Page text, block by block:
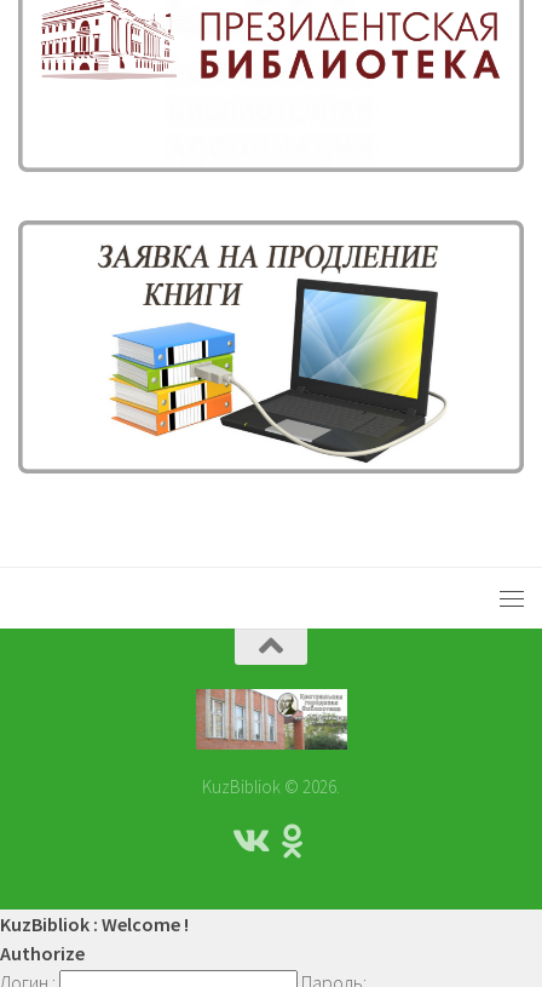
KuzBibliok © 2026.
KuzBibliok : Welcome !
Authorize
Логин :
Пароль: